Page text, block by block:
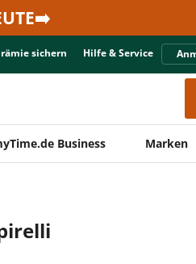
sichern Hilfe & Service
Business Marken